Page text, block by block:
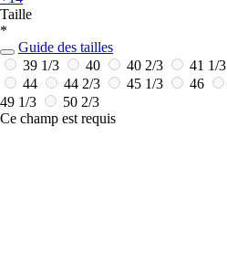
Taille
*
Guide des tailles
39 1/3
40 40 2/3 41 1/3
44
44 2/3 45 1/3 46
49 1/3
50 2/3
Ce champ est requis